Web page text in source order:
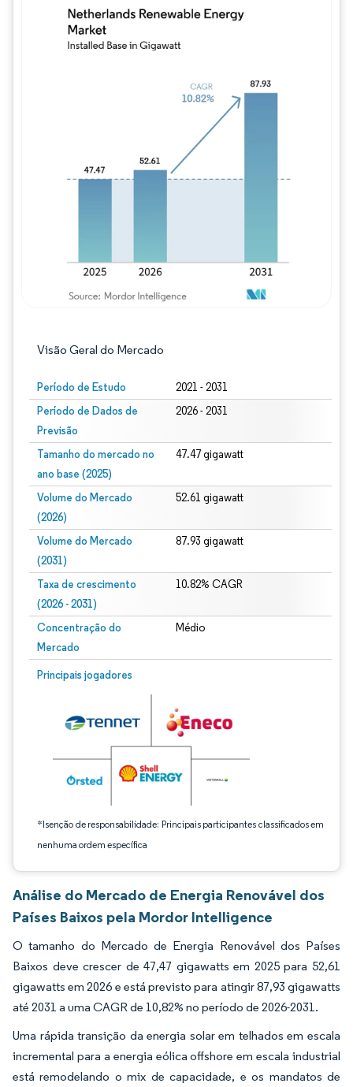
Visão Geral do Mercado
Período de Estudo 2021 - 2031
Período de Dados de
Previsão
2026 - 2031
Tamanho do mercado no
ano base (2025)
47.47 gigawatt
Volume do Mercado
(2026)
52.61 gigawatt
Volume do Mercado
(2031)
87.93 gigawatt
Taxa de crescimento
(2026 - 2031)
10.82% CAGR
Concentração do
Mercado
Médio
Principais jogadores
*Isenção de responsabilidade: Principais participantes classificados em
nenhuma ordem específica
Imagem © Mordor Intelligence. O reuso requer atribuição conforme CC BY 4.0.
Imagem © Mordor Intelligence. O reuso
Análise do Mercado de Energia Renovável dos
Países Baixos pela Mordor Intelligence
O tamanho do Mercado de Energia Renovável dos Países
Baixos deve crescer de 47,47 gigawatts em 2025 para 52,61
gigawatts em 2026 e está previsto para atingir 87,93 gigawatts
até 2031 a uma CAGR de 10,82% no período de 2026-2031.
Uma rápida transição da energia solar em telhados em escala
incremental para a energia eólica offshore em escala industrial
está remodelando o mix de capacidade, e os mandatos de